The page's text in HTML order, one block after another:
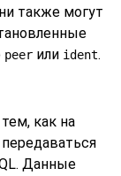
также могут
peer или ident.
как на
Данные